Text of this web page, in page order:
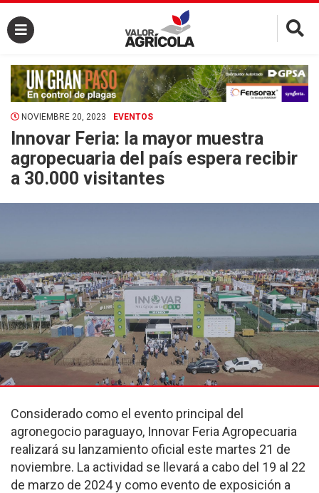
×
NOVIEMBRE 20, 2023 EVENTOS
Innovar Feria: la mayor muestra
agropecuaria del país espera recibir
a 30.000 visitantes
Considerado como el evento principal del
agronegocio paraguayo, Innovar Feria Agropecuaria
realizará su lanzamiento oficial este martes 21 de
noviembre. La actividad se llevará a cabo del 19 al 22
de marzo de 2024 y como evento de exposición a